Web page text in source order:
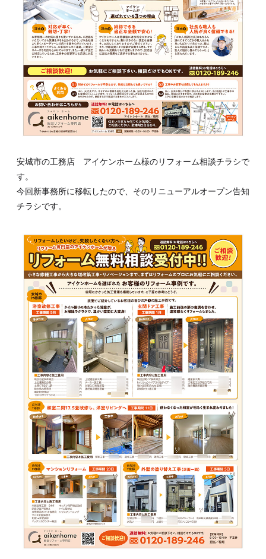
安城市の工務店 アイケンホーム様のリフォーム相談チラシで
す。
今回新事務所に移転したので、そのリニューアルオープン告知
チラシです。